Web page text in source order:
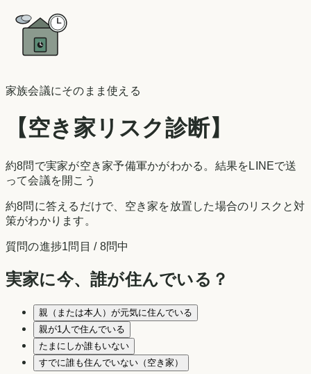
家族会議にそのまま使える
【空き家リスク診断】
約8問で実家が空き家予備軍かがわかる。結果をLINEで送
って会議を開こう
約8問に答えるだけで、空き家を放置した場合のリスクと対
策がわかります。
質問の進捗1問目 / 8問中
実家に今、誰が住んでいる？
親（または本人）が元気に住んでいる
親が1人で住んでいる
たまにしか誰もいない
すでに誰も住んでいない（空き家）